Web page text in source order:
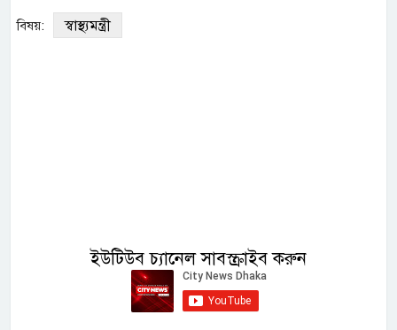
বিষয়: স্বাস্থ্যমন্ত্রী
ইউটিউব চ্যানেল সাবস্ক্রাইব করুন